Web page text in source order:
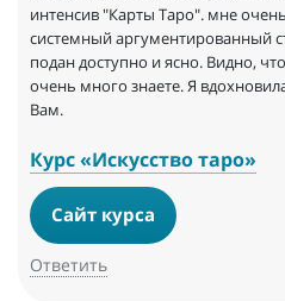
интенсив "Карты Таро". мне
системный аргументированный
подан доступно и ясно. Видно,
очень много знаете. Я
Вам.
Курс «Искусство таро»
Сайт курса
Ответить